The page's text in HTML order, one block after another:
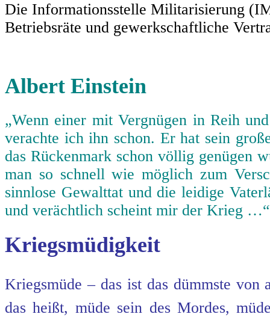
Die Informationsstelle Militarisierung
Betriebsräte und gewerkschaftliche
Albert Einstein
„Wenn einer mit Vergnügen in Reih
verachte ich ihn schon. Er hat sein
das Rückenmark schon völlig genügen
man so schnell wie möglich zum
sinnlose Gewalttat und die leidige
und verächtlich scheint mir der Krieg
Kriegsmüdigkeit
Kriegsmüde – das ist das dümmste
das heißt, müde sein des Mordes,